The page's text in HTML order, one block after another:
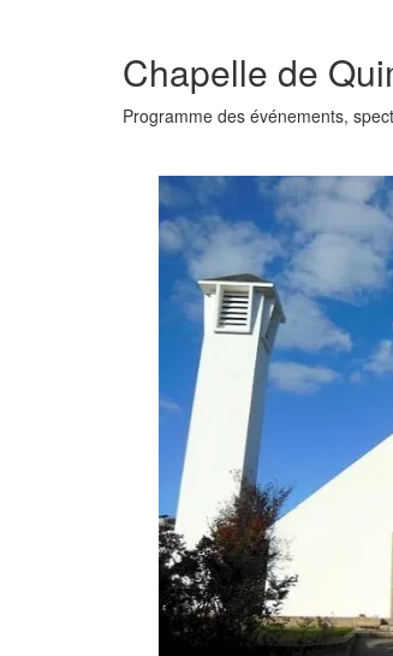
Chapelle de
Programme des événements,